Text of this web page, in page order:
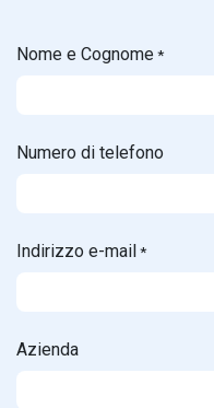
Nome e Cognome*
Numero di telefono
Indirizzo e-mail*
Azienda